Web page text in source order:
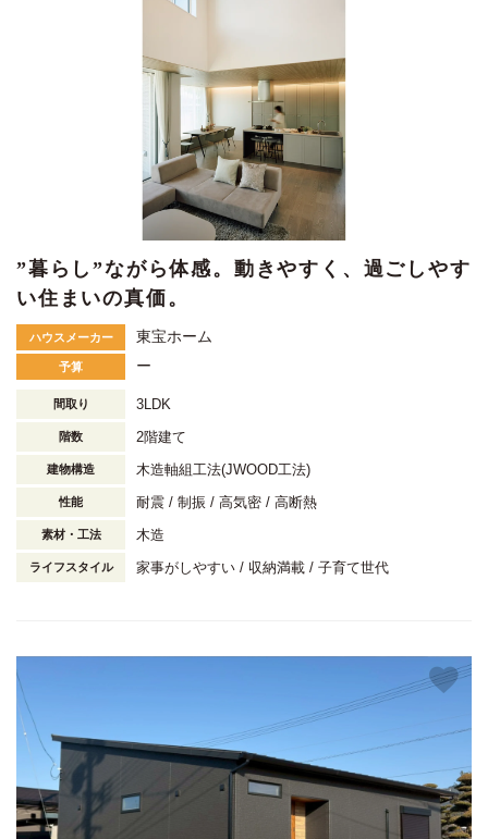
”暮らし”ながら体感。動きやすく、過ごしやす
い住まいの真価。
ハウスメーカー 東宝ホーム
予算 ー
間取り 3LDK
階数 2階建て
建物構造 木造軸組工法(JWOOD工法)
性能 耐震 制振 高気密 高断熱
素材・工法 木造
ライフスタイル 家事がしやすい 収納満載 子育て世代